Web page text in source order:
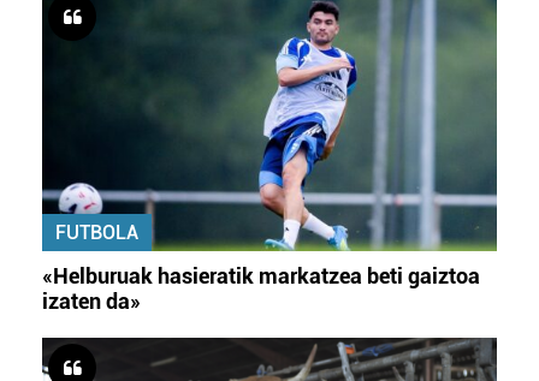
FUTBOLA
«Helburuak hasieratik markatzea beti gaiztoa
izaten da»